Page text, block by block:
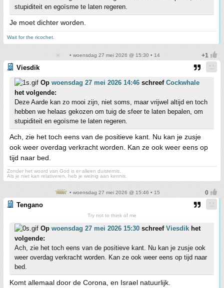
stupiditeit en egoïsme te laten regeren.
Je moet dichter worden.
Wait for the ricochet.
• woensdag 27 mei 2026 @ 15:30 • 14
Viesdik
Op woensdag 27 mei 2026 14:46 schreef Cockwhale
het volgende:
Deze Aarde kan zo mooi zijn, niet soms, maar vrijwel altijd en toch
hebben we helaas gekozen om tuig de sfeer te laten bepalen, om
stupiditeit en egoïsme te laten regeren.
Ach, zie het toch eens van de positieve kant. Nu kan je zusje
ook weer overdag verkracht worden. Kan ze ook weer eens op
tijd naar bed.
Zonder het woord van God is er alleen duisternis.
Als je niet kan relativeren, heb je weinig aan kennis.
• woensdag 27 mei 2026 @ 15:46 • 15
Tengano
Try not to think of me
Op woensdag 27 mei 2026 15:30 schreef Viesdik het
volgende:
Ach, zie het toch eens van de positieve kant. Nu kan je zusje ook
weer overdag verkracht worden. Kan ze ook weer eens op tijd naar
bed.
Komt allemaal door de Corona, en Israel natuurlijk.